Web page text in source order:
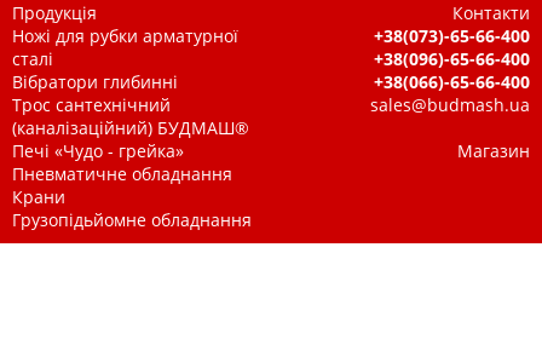
Продукція
Ножі для рубки арматурної
сталі
Вібратори глибинні
Трос сантехнічний
(каналізаційний) БУДМАШ®
Печі «Чудо - грейка»
Пневматичне обладнання
Крани
Грузопідьйомне обладнання
Контакти
+38(073)-65-66-400
+38(096)-65-66-400
+38(066)-65-66-400
sales@budmash.ua
Магазин